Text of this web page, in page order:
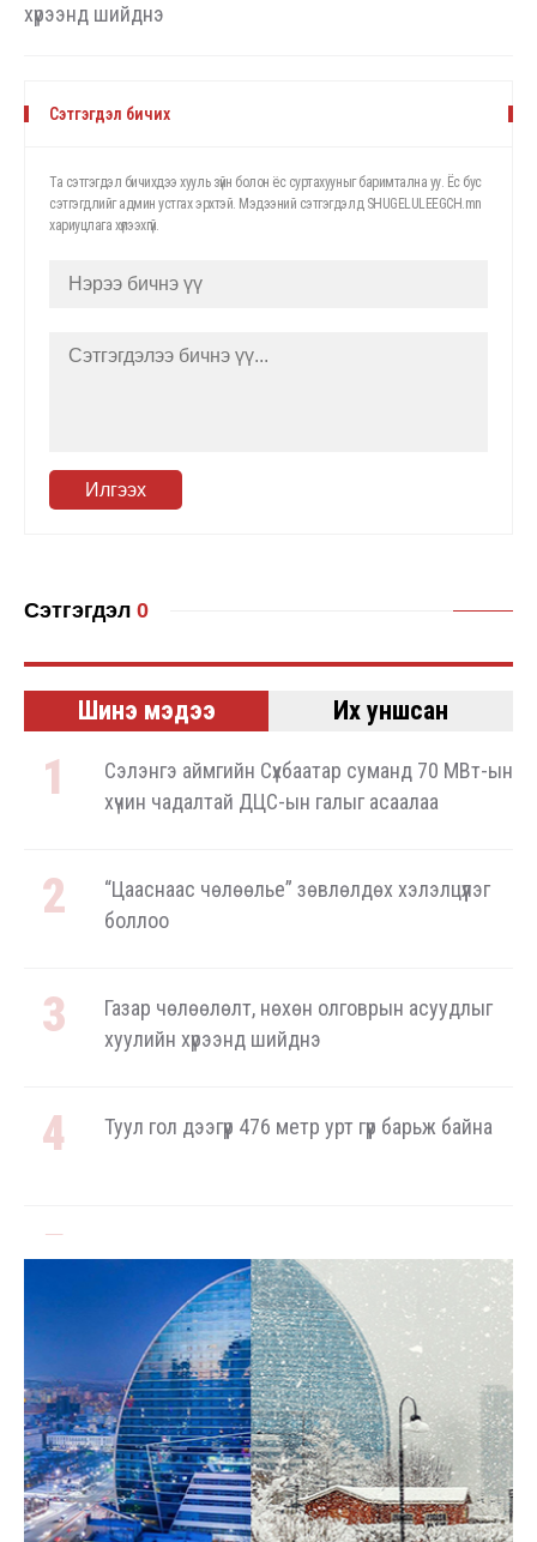
хүрээнд шийднэ
Сэтгэгдэл бичих
Та сэтгэгдэл бичихдээ хууль зүйн болон ёс суртахууныг баримтална уу. Ёс бус
сэтгэгдлийг админ устгах эрхтэй. Мэдээний сэтгэгдэлд SHUGELULEEGCH.mn
хариуцлага хүлээхгүй.
Илгээх
Сэтгэгдэл 0
Шинэ мэдээ Их уншсан
Сэлэнгэ аймгийн Сүхбаатар суманд 70 МВт-ын
хүчин чадалтай ДЦС-ын галыг асаалаа
“Цааснаас чөлөөлье” зөвлөлдөх хэлэлцүүлэг
боллоо
Газар чөлөөлөлт, нөхөн олговрын асуудлыг
хуулийн хүрээнд шийднэ
Туул гол дээгүүр 476 метр урт гүүр барьж байна
Ерөнхий сайд БНХАУ-аас сар бүр 12-15
мянган тонн АИ-92 автобензин тогтмол
нийлүүлэх хүсэлт тавилаа
Бамбай хоншоорт могойд хатгуулахаас